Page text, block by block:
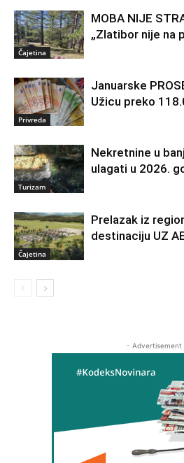
Čajetina
MOBA NIJE
„Zlatibor nije na
Privreda
Januarske
Užicu preko
Turizam
Nekretnine u
ulagati u 2026.
Čajetina
Prelazak iz
destinaciju UZ
- Advertisement